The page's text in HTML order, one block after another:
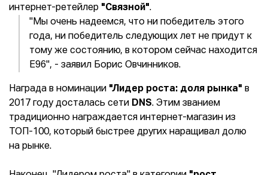
интернет-ретейлер "Связной".
"Мы очень надеемся, что ни победитель этого
года, ни победитель следующих лет не придут к
тому же состоянию, в котором сейчас находится
Е96", - заявил Борис Овчинников.
Награда в номинации "Лидер роста: доля рынка" в
2017 году досталась сети DNS. Этим званием
традиционно награждается интернет-магазин из
ТОП-100, который быстрее других наращивал долю
на рынке.